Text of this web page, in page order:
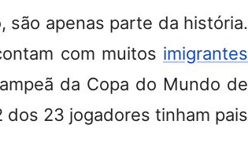
são apenas parte da história.
com muitos imigrantes
da Copa do Mundo de
dos 23 jogadores tinham pais